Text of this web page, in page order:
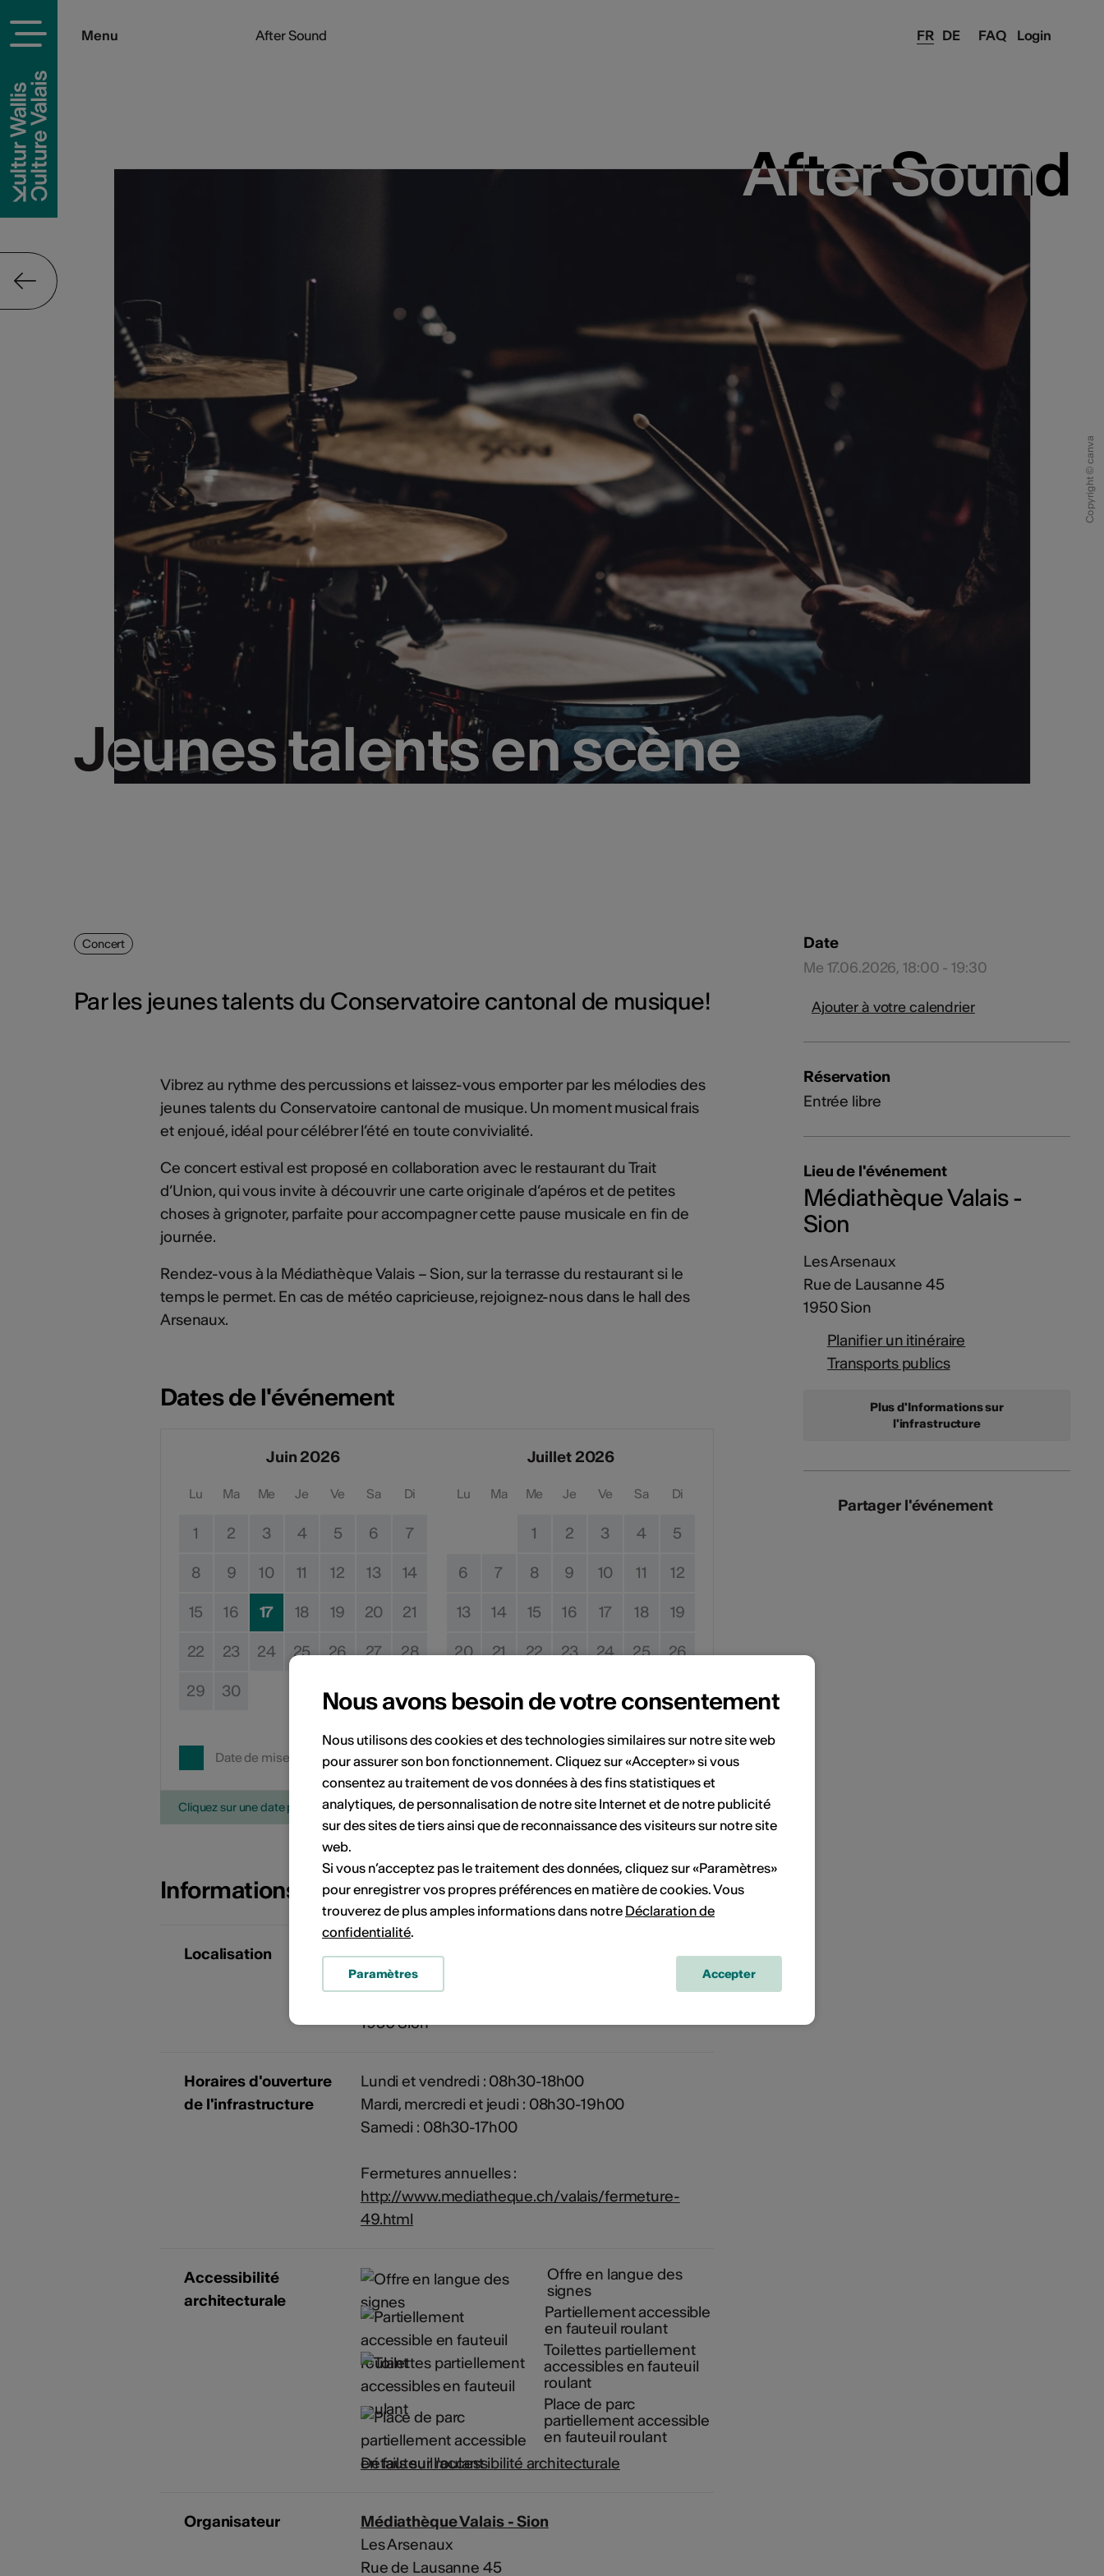
FAQ Login
Menu FR DE
After Sound
After Sound
Jeunes talents en scène
Copyright © canva
After Sound
Jeunes talents en scène
Concert
Par les jeunes talents du Conservatoire cantonal de musique!
Vibrez au rythme des percussions et laissez-vous emporter par les mélodies des
jeunes talents du Conservatoire cantonal de musique. Un moment musical frais
et enjoué, idéal pour célébrer l’été en toute convivialité.
Ce concert estival est proposé en collaboration avec le restaurant du Trait
d’Union, qui vous invite à découvrir une carte originale d’apéros et de petites
choses à grignoter, parfaite pour accompagner cette pause musicale en fin de
journée.
Rendez-vous à la Médiathèque Valais – Sion, sur la terrasse du restaurant si le
temps le permet. En cas de météo capricieuse, rejoignez-nous dans le hall des
Arsenaux.
Dates de l'événement
Juin 2026
Lu Ma Me Je Ve Sa Di
1 2 3 4 5 6 7
8 9 10 11 12 13 14
15 16 17 18 19 20 21
22 23 24 25 26 27 28
29 30
Juillet 2026
Lu Ma Me Je Ve Sa Di
1 2 3 4 5
6 7 8 9 10 11 12
13 14 15 16 17 18 19
20 21 22 23 24 25 26
27 28 29
Date de mise en œuvre Pas de date de mise en œuvre
Cliquez sur une date pour ajouter l'événement à votre calendrier.
Informations sur l'événement
Localisation
Médiathèque Valais - Sion
Les Arsenaux
1950 Sion
Horaires d'ouverture
de l'infrastructure
Lundi et vendredi : 08h30-18h00
Mardi, mercredi et jeudi : 08h30-19h00
Samedi : 08h30-17h00
Fermetures annuelles :
http://www.mediatheque.ch/valais/fermeture-
49.html
Accessibilité
architecturale
Offre en langue des
signes
Partiellement accessible
en fauteuil roulant
Toilettes partiellement
accessibles en fauteuil
roulant
Place de parc
partiellement accessible
en fauteuil roulant
Détails sur l'accessibilité architecturale
Organisateur
Médiathèque Valais - Sion
Les Arsenaux
Rue de Lausanne 45
Date
Me 17.06.2026, 18:00 - 19:30
Ajouter à votre calendrier
Réservation
Entrée libre
Lieu de l'événement
Médiathèque Valais -
Sion
Les Arsenaux
Rue de Lausanne 45
1950 Sion
Planifier un itinéraire
Transports publics
Plus d'Informations sur
l'infrastructure
Partager l'événement
Nous avons besoin de votre consentement
Nous utilisons des cookies et des technologies similaires sur notre site web
pour assurer son bon fonctionnement. Cliquez sur «Accepter» si vous
consentez au traitement de vos données à des fins statistiques et
analytiques, de personnalisation de notre site Internet et de notre publicité
sur des sites de tiers ainsi que de reconnaissance des visiteurs sur notre site
web.
Si vous n’acceptez pas le traitement des données, cliquez sur «Paramètres»
pour enregistrer vos propres préférences en matière de cookies. Vous
trouverez de plus amples informations dans notre Déclaration de
confidentialité.
Paramètres Accepter